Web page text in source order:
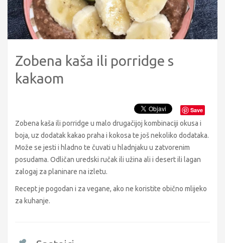
Zobena kaša ili porridge s
kakaom
Save
Zobena kaša ili porridge u malo drugačijoj kombinaciji okusa i
boja, uz dodatak kakao praha i kokosa te još nekoliko dodataka.
Može se jesti i hladno te čuvati u hladnjaku u zatvorenim
posudama. Odličan uredski ručak ili užina ali i desert ili lagan
zalogaj za planinare na izletu.
Recept je pogodan i za vegane, ako ne koristite obično mlijeko
za kuhanje.